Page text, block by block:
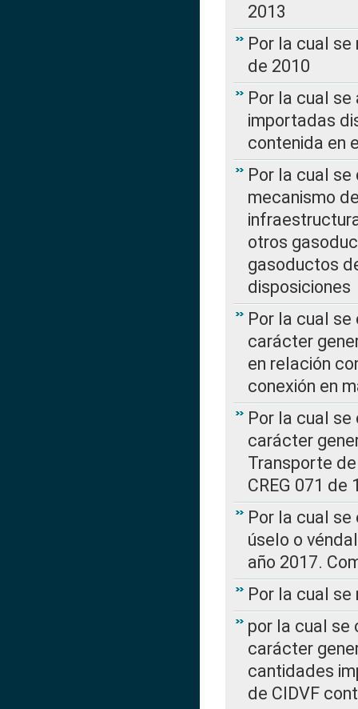
2013
Por la cual se
de 2010
Por la cual
importadas
contenida en
Por la cual se
mecanismo
otros
gasoductos
disposiciones
Por la cual
carácter
en relación
conexión en
Por la cual
carácter
Transporte
CREG 071 de
Por la cual
úselo o
año 2017.
Por la cual se
por la cual se
carácter
cantidades
de CIDVF